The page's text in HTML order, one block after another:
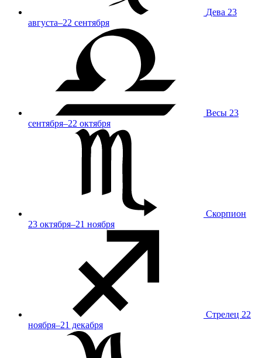
Дева 23
августа–22 сентября
Весы 23
сентября–22 октября
Скорпион
23 октября–21 ноября
Стрелец 22
ноября–21 декабря